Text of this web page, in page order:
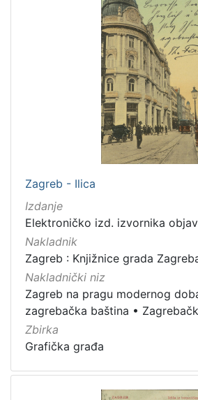
Zagreb - Ilica
Izdanje
Elektroničko izd. izvornika
Nakladnik
Zagreb : Knjižnice grada
Nakladnički niz
Zagreb na pragu modernog
zagrebačka baština •
Zbirka
Grafička građa